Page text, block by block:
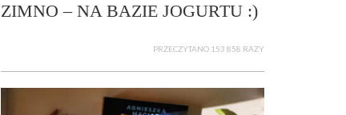
ZIMNO – NA BAZIE JOGURTU :)
PRZECZYTANO 153 858 RAZY